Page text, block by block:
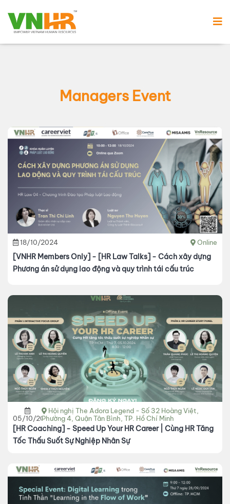
Managers Event
18/10/2024 Online
[VNHR Members Only] - [HR Law Talks] - Cách xây dựng
Phương án sử dụng lao động và quy trình tái cấu trúc
05/10/2024
Hội nghị The Adora Legend - Số 32 Hoàng Việt,
Phường 4, Quận Tân Bình, TP. Hồ Chí Minh
[HR Coaching] - Speed Up Your HR Career | Cùng HR Tăng
Tốc Thấu Suốt Sự Nghiệp Nhân Sự